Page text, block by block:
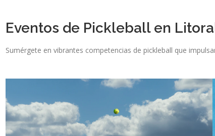
Eventos de Pickleball en
Sumérgete en vibrantes competencias de pickleball que